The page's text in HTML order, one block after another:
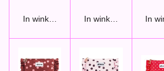
In winkelwagen In winkelwagen In